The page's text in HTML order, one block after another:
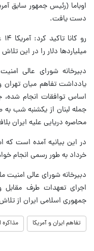
اوباما (رئیس جمهور سابق
دست یافت.
میلیاردها دلار را در این
دبیرخانه شورای عالی
یادداشت تفاهم میان تهران
اساس توافقات انجام شده،
جمله لبنان از یکشنبه شب به
محاصره دریایی علیه ایران
خرداد به طور رسمی انجام
دبیرخانه شورای عالی امنیت
اجرای تعهدات طرف
جمهوری اسلامی ایران از
تفاهم ایران و آمریکا مذاکره